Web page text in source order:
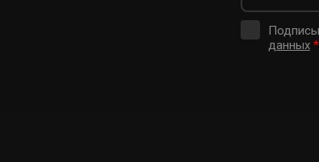
данных *